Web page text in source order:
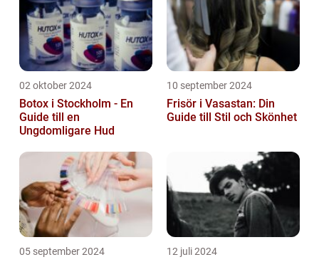
02 oktober 2024
Botox i Stockholm - En
Guide till en
Ungdomligare Hud
10 september 2024
Frisör i Vasastan: Din
Guide till Stil och Skönhet
05 september 2024 12 juli 2024